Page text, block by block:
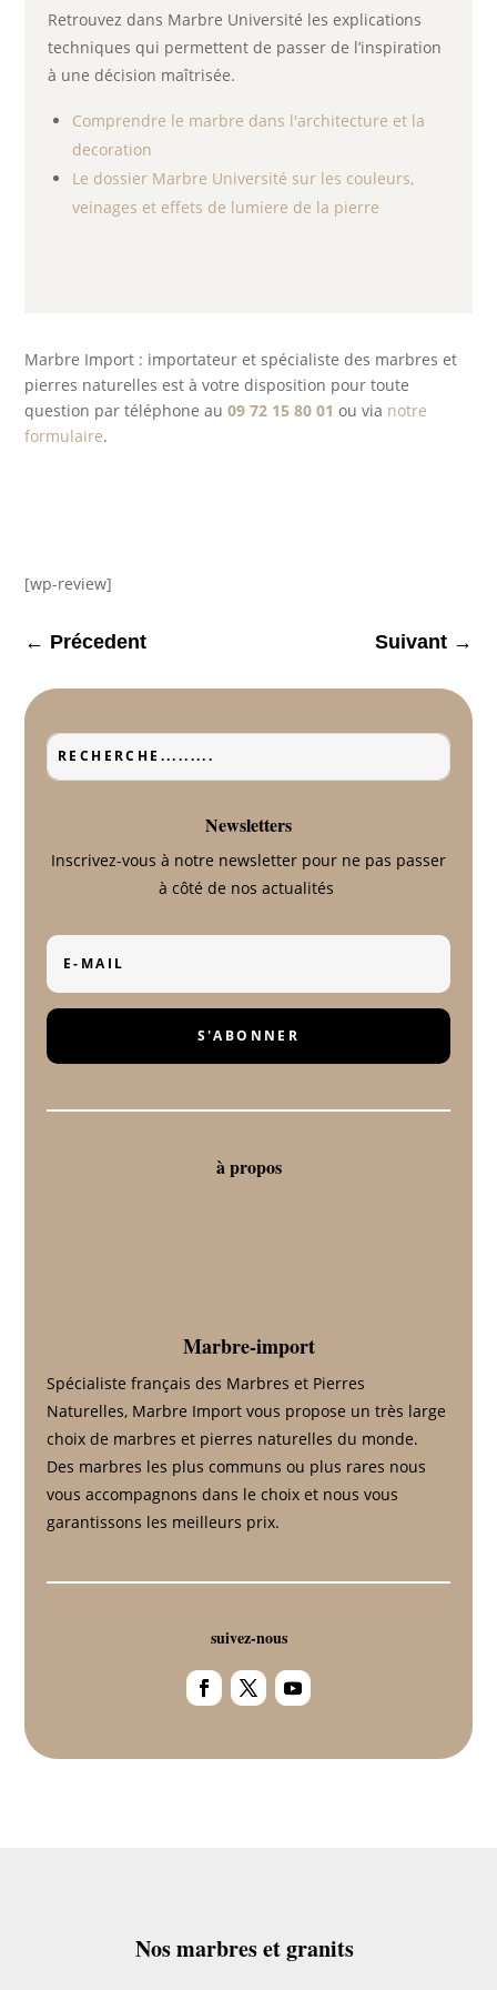
Retrouvez dans Marbre Université les explications
techniques qui permettent de passer de l’inspiration
à une décision maîtrisée.
Comprendre le marbre dans l'architecture et la
decoration
Le dossier Marbre Université sur les couleurs,
veinages et effets de lumiere de la pierre
Marbre Import : importateur et spécialiste des marbres et
pierres naturelles est à votre disposition pour toute
question par téléphone au09 72 15 80 01 ou via notre
formulaire.
[wp-review]
← Précedent Suivant →
Newsletters
Inscrivez-vous à notre newsletter pour ne pas passer
à côté de nos actualités
S'ABONNER
à propos
Marbre-import
Spécialiste français des Marbres et Pierres
Naturelles, Marbre Import vous propose un très large
choix de marbres et pierres naturelles du monde.
Des marbres les plus communs ou plus rares nous
vous accompagnons dans le choix et nous vous
garantissons les meilleurs prix.
suivez-nous
Nos marbres et granits